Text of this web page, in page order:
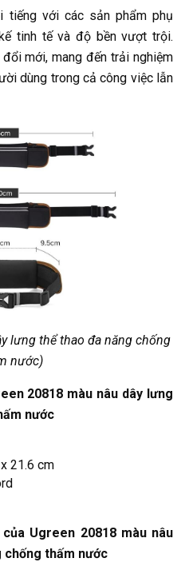
tiếng với các sản phẩm phụ
tinh tế và độ bền vượt trội.
mới, mang đến trải nghiệm
dùng trong cả công việc lẫn
lưng thể thao đa năng chống
nước)
20818 màu nâu dây lưng
nước
21.6 cm
Ugreen 20818 màu nâu
chống thấm nước